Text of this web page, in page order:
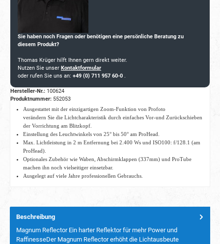
Sie haben noch Fragen oder benötigen eine persönliche Beratung zu
diesem Produkt?
Thomas Krüger hilft Ihnen gern direkt weiter.
Nutzen Sie unser Kontaktformular
oder rufen Sie uns an: +49 (0) 711 957 60-0 .
Hersteller-Nr.: 100624
Produktnummer: 552053
Ausgestattet mit der einzigartigen Zoom-Funktion von Profoto
verändern Sie die Lichtcharakteristik durch einfaches Vor-und Zurückschieben
der Vorrichtung am Blitzkopf.
Einstellung des Leuchtwinkels von 25° bis 50° am ProHead.
Max. Lichtleistung in 2 m Entfernung bei 2.400 Ws und ISO100: f/128.1 (am
ProHead).
Optionales Zubehör wie Waben, Abschirmklappen (337mm) und ProTube
machen ihn noch vielseitiger einsetzbar.
Ausgelegt auf viele Jahre professionellen Gebrauchs.
Beschreibung
Magnum Reflector Ein harter Reflektor für mehr Power und
RaffinesseDer Magnum Reflector erhöht die Lichtausbeute